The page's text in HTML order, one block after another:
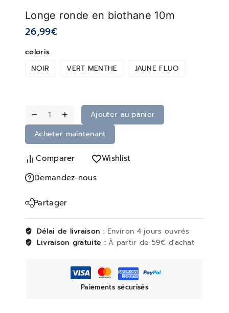
Longe ronde en biothane 10m
26,99€
coloris
NOIR
VERT MENTHE JAUNE FLUO
Ajouter au panier
Acheter maintenant
Comparer
Wishlist
Demandez-nous
Partager
Délai de livraison : Environ 4 jours ouvrés
Livraison gratuite :À partir de 59€ d'achat
Paiements sécurisés